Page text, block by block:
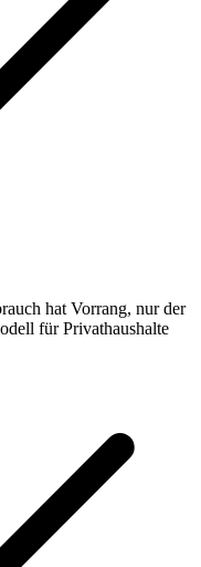
hat Vorrang, nur der
für Privathaushalte